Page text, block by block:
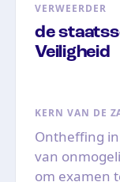
VERWEERDER
de
Veiligheid
KERN VAN DE
Ontheffing
van
om examen